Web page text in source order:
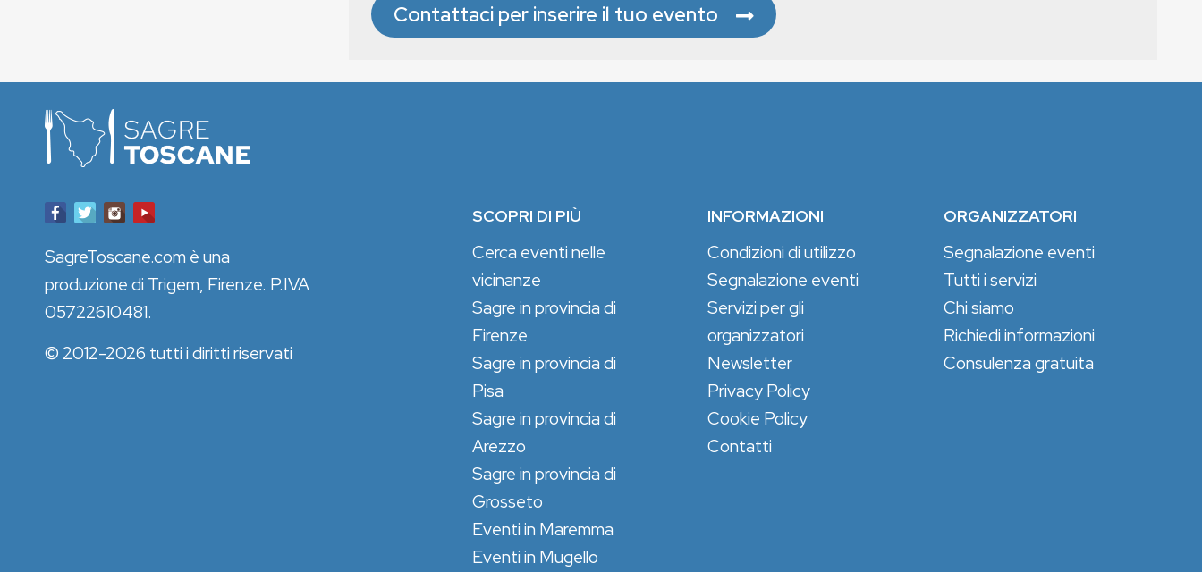
Contattaci per inserire il tuo evento
SCOPRI DI PIÙ
Cerca eventi nelle
vicinanze
Sagre in provincia di
Firenze
Sagre in provincia di
Pisa
Sagre in provincia di
Arezzo
Sagre in provincia di
Grosseto
Eventi in Maremma
Eventi in Mugello
INFORMAZIONI
Condizioni di utilizzo
Segnalazione eventi
Servizi per gli
organizzatori
Newsletter
Privacy Policy
Cookie Policy
Contatti
ORGANIZZATORI
Segnalazione eventi
Tutti i servizi
Chi siamo
Richiedi informazioni
Consulenza gratuita
SagreToscane.com è una
produzione di Trigem, Firenze. P.IVA
05722610481.
© 2012-2026 tutti i diritti riservati